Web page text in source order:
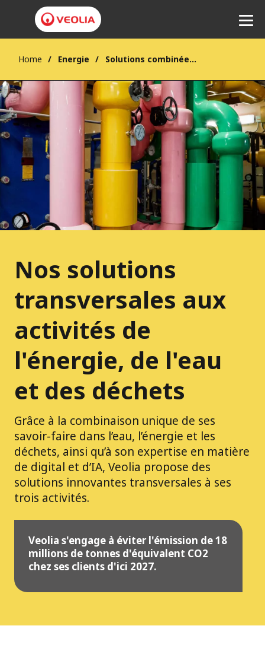
Home Energie Solutions combinées Énergie, Eau, Déchets
Nos solutions
transversales aux
activités de
l'énergie, de l'eau
et des déchets
Grâce à la combinaison unique de ses
savoir-faire dans l’eau, l’énergie et les
déchets, ainsi qu’à son expertise en matière
de digital et d’IA, Veolia propose des
solutions innovantes transversales à ses
trois activités.
Veolia s'engage à éviter l'émission de 18
millions de tonnes d'équivalent CO2
chez ses clients d'ici 2027.